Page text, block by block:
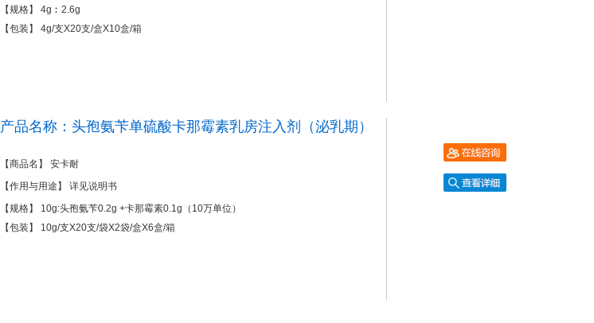
【规格】 4g︰2.6g
【包装】 4g/支X20支/盒X10盒/箱
产品名称：头孢氨苄单硫酸卡那霉素乳房注入剂（泌乳期）
【商品名】 安卡耐
【作用与用途】 详见说明书
【规格】 10g:头孢氨苄0.2g +卡那霉素0.1g（10万单位）
【包装】 10g/支X20支/袋X2袋/盒X6盒/箱